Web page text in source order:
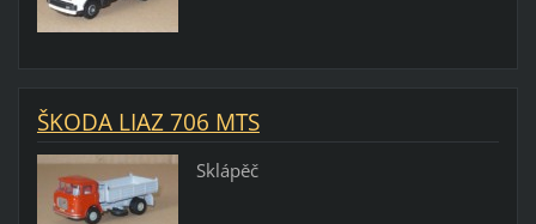
ŠKODA LIAZ 706 MTS
Sklápěč